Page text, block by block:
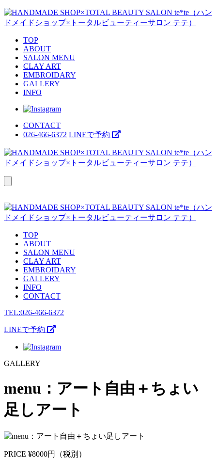
TOP
ABOUT
SALON MENU
CLAY ART
EMBROIDARY
GALLERY
INFO
CONTACT
026-466-6372 LINEで予約
TOP
ABOUT
SALON MENU
CLAY ART
EMBROIDARY
GALLERY
INFO
CONTACT
TEL:026-466-6372
LINEで予約
GALLERY
menu：アート自由＋ちょい
足しアート
PRICE ¥8000円（税別）